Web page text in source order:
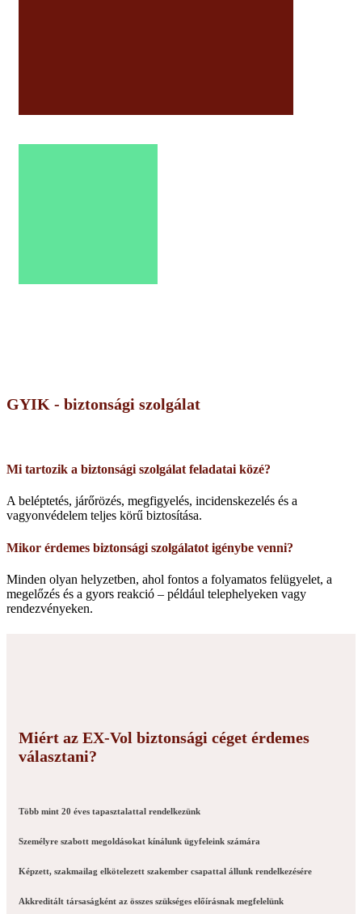
GYIK - biztonsági szolgálat
Mi tartozik a biztonsági szolgálat feladatai közé?
A beléptetés, járőrözés, megfigyelés, incidenskezelés és a
vagyonvédelem teljes körű biztosítása.
Mikor érdemes biztonsági szolgálatot igénybe venni?
Minden olyan helyzetben, ahol fontos a folyamatos felügyelet, a
megelőzés és a gyors reakció – például telephelyeken vagy
rendezvényeken.
Miért az EX-Vol biztonsági céget érdemes
választani?
Több mint 20 éves tapasztalattal rendelkezünk
Személyre szabott megoldásokat kínálunk ügyfeleink számára
Képzett, szakmailag elkötelezett szakember csapattal állunk rendelkezésére
Akkreditált társaságként az összes szükséges előírásnak megfelelünk